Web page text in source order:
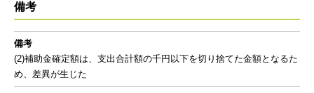
備考
備考
(2)補助金確定額は、支出合計額の千円以下を切り捨てた金額となるた
め、差異が生じた